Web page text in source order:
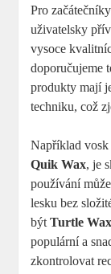
Pro
uživatelsky
vysoce
doporučujeme
produkty mají
techniku, což
Například
Quik Wax, je
používání
lesku bez
býtTurtle
populární a
zkontrolovat